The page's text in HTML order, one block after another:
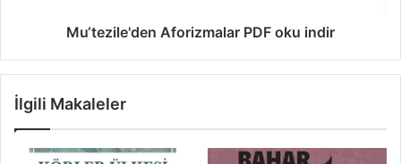
Mu‘tezile'den Aforizmalar PDF oku indir
İlgili Makaleler